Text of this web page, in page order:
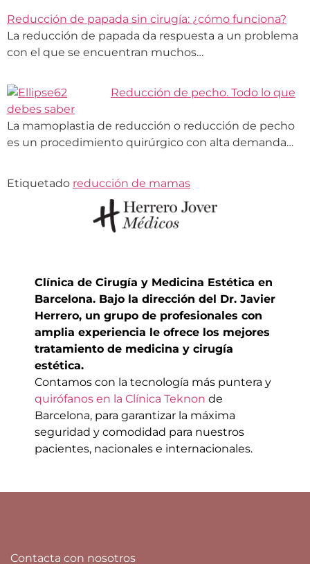
Reducción de papada sin cirugía: ¿cómo funciona?
La reducción de papada da respuesta a un problema
con el que se encuentran muchos…
Reducción de pecho. Todo lo que
debes saber
La mamoplastia de reducción o reducción de pecho
es un procedimiento quirúrgico con alta demanda…
Etiquetado reducción de mamas
Clínica de Cirugía y Medicina Estética en
Barcelona. Bajo la dirección del Dr. Javier
Herrero, un grupo de profesionales con
amplia experiencia le ofrece los mejores
tratamiento de medicina y cirugía
estética.
Contamos con la tecnología más puntera y
quirófanos en la Clínica Teknon de
Barcelona, para garantizar la máxima
seguridad y comodidad para nuestros
pacientes, nacionales e internacionales.
Contacta con nosotros